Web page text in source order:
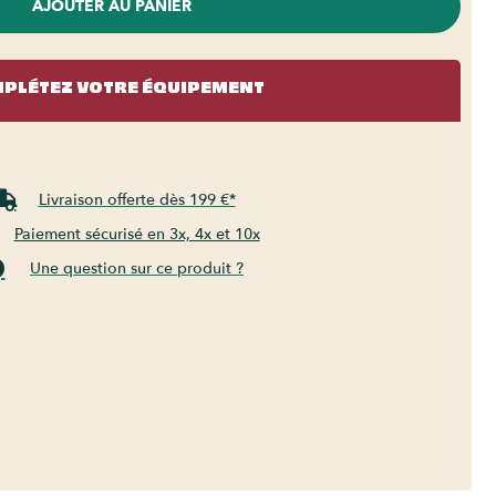
AJOUTER AU PANIER
VOTRE ÉQUIPEMENT
Livraison offerte dès 199 €*
Paiement sécurisé en 3x, 4x et 10x
Une question sur ce produit ?